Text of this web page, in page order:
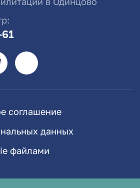
соглашение
данных
файлами